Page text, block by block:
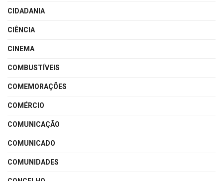
CIDADANIA
CIÊNCIA
CINEMA
COMBUSTÍVEIS
COMEMORAÇÕES
COMÉRCIO
COMUNICAÇÃO
COMUNICADO
COMUNIDADES